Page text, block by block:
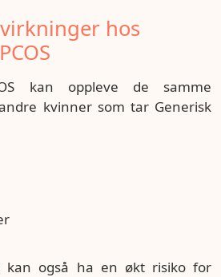
hos
kan oppleve de samme
kvinner som tar Generisk
kan også ha en økt risiko for